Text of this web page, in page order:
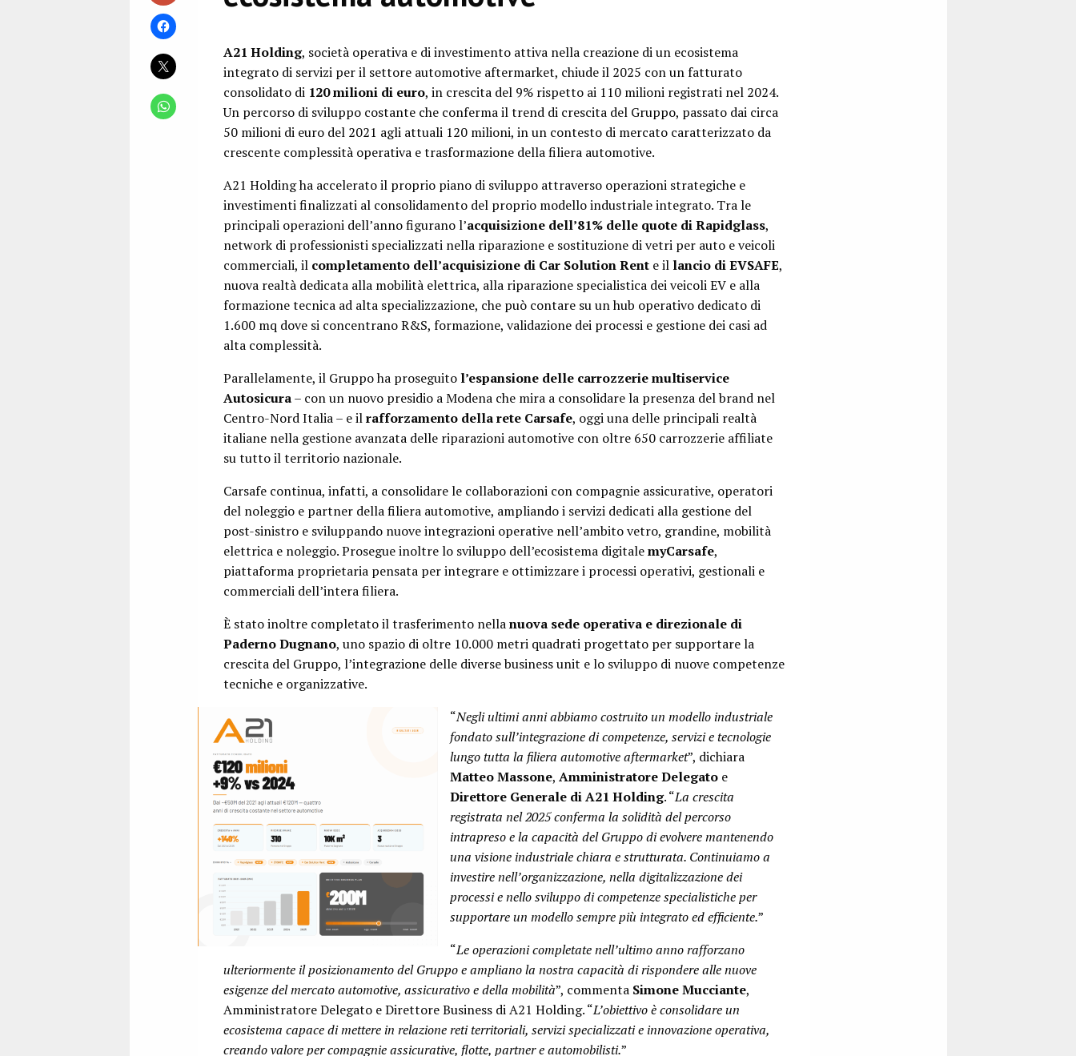
A21 Holding, società operativa e di investimento attiva nella creazione di un ecosistema
integrato di servizi per il settore automotive aftermarket, chiude il 2025 con un fatturato
consolidato di 120 milioni di euro, in crescita del 9% rispetto ai 110 milioni registrati nel 2024.
Un percorso di sviluppo costante che conferma il trend di crescita del Gruppo, passato dai circa
50 milioni di euro del 2021 agli attuali 120 milioni, in un contesto di mercato caratterizzato da
crescente complessità operativa e trasformazione della filiera automotive.
A21 Holding ha accelerato il proprio piano di sviluppo attraverso operazioni strategiche e
investimenti finalizzati al consolidamento del proprio modello industriale integrato. Tra le
principali operazioni dell’anno figurano l’acquisizione dell’81% delle quote di Rapidglass,
network di professionisti specializzati nella riparazione e sostituzione di vetri per auto e veicoli
commerciali, il completamento dell’acquisizione di Car Solution Rente il lancio di EVSAFE,
nuova realtà dedicata alla mobilità elettrica, alla riparazione specialistica dei veicoli EV e alla
formazione tecnica ad alta specializzazione, che può contare su un hub operativo dedicato di
1.600 mq dove si concentrano R&S, formazione, validazione dei processi e gestione dei casi ad
alta complessità.
Parallelamente, il Gruppo ha proseguito l’espansione delle carrozzerie multiservice
Autosicura– con un nuovo presidio a Modena che mira a consolidare la presenza del brand nel
Centro-Nord Italia – e ilrafforzamento della rete Carsafe, oggi una delle principali realtà
italiane nella gestione avanzata delle riparazioni automotive con oltre 650 carrozzerie affiliate
su tutto il territorio nazionale.
Carsafe continua, infatti, a consolidare le collaborazioni con compagnie assicurative, operatori
del noleggio e partner della filiera automotive, ampliando i servizi dedicati alla gestione del
post-sinistro e sviluppando nuove integrazioni operative nell’ambito vetro, grandine, mobilità
elettrica e noleggio. Prosegue inoltre lo sviluppo dell’ecosistema digitalemyCarsafe,
piattaforma proprietaria pensata per integrare e ottimizzare i processi operativi, gestionali e
commerciali dell’intera filiera.
È stato inoltre completato il trasferimento nellanuova sede operativa e direzionale di
Paderno Dugnano, uno spazio di oltre 10.000 metri quadrati progettato per supportare la
crescita del Gruppo, l’integrazione delle diverse business unit e lo sviluppo di nuove competenze
tecniche e organizzative.
“Negli ultimi anni abbiamo costruito un modello industriale
fondato sull’integrazione di competenze, servizi e tecnologie
lungo tutta la filiera automotive aftermarket”, dichiara
Matteo Massone, Amministratore Delegato e
Direttore Generale di A21 Holding. “La crescita
registrata nel 2025 conferma la solidità del percorso
intrapreso e la capacità del Gruppo di evolvere mantenendo
una visione industriale chiara e strutturata. Continuiamo a
investire nell’organizzazione, nella digitalizzazione dei
processi e nello sviluppo di competenze specialistiche per
supportare un modello sempre più integrato ed efficiente.”
“Le operazioni completate nell’ultimo anno rafforzano
ulteriormente il posizionamento del Gruppo e ampliano la nostra capacità di rispondere alle nuove
esigenze del mercato automotive, assicurativo e della mobilità”, commenta Simone Mucciante,
Amministratore Delegato e Direttore Business di A21 Holding. “L’obiettivo è consolidare un
ecosistema capace di mettere in relazione reti territoriali, servizi specializzati e innovazione operativa,
creando valore per compagnie assicurative, flotte, partner e automobilisti.”